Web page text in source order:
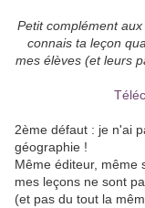
Petit complément
connais ta leçon
mes élèves (et leurs
2ème défaut : je n'ai
géographie !
Même éditeur, même
mes leçons ne sont
(et pas du tout la